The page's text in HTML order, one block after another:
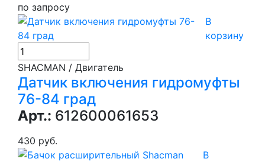
по запросу
В
корзину
SHACMAN / Двигатель
Датчик включения гидромуфты
76-84 град
Арт.: 612600061653
430 руб.
В